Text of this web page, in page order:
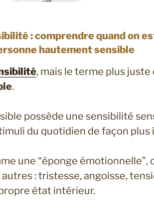
: comprendre quand on
hautement sensible
, mais le terme plus juste
.
possède une sensibilité
du quotidien de façon plus
une “éponge émotionnelle”,
: tristesse, angoisse,
état intérieur.